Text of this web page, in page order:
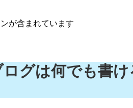
が含まれています
グは何でも書